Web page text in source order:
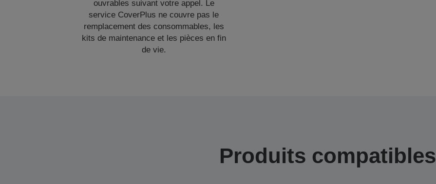
ouvrables suivant votre appel. Le
service CoverPlus ne couvre pas le
remplacement des consommables, les
kits de maintenance et les pièces en fin
de vie.
Produits compatibles